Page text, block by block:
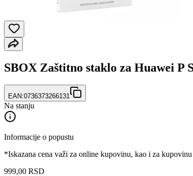
SBOX Zaštitno staklo za Huawei P
EAN:0736373266131
Na stanju
Informacije o popustu
*Iskazana cena važi za online kupovinu, kao i za
999,00 RSD